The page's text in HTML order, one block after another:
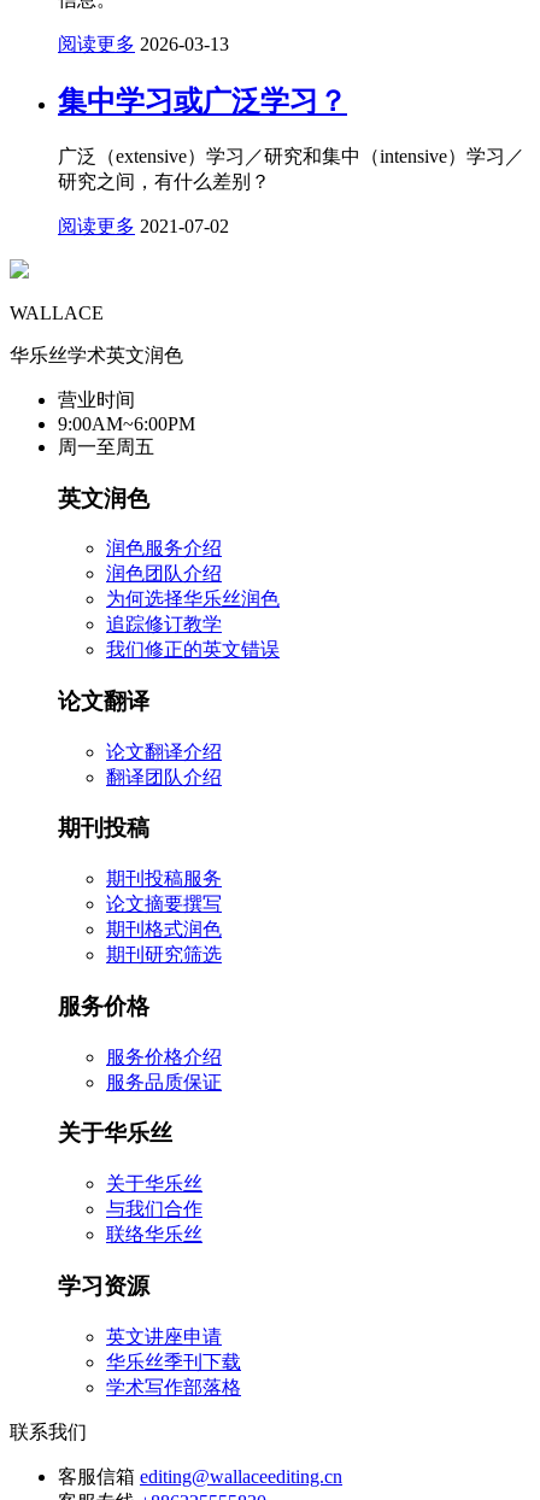
阅读更多 2026-03-13
集中学习或广泛学习？
广泛（extensive）学习／研究和集中（intensive）学习／
研究之间，有什么差别？
阅读更多 2021-07-02
WALLACE
华乐丝学术英文润色
营业时间
9:00AM~6:00PM
周一至周五
英文润色
润色服务介绍
润色团队介绍
为何选择华乐丝润色
追踪修订教学
我们修正的英文错误
论文翻译
论文翻译介绍
翻译团队介绍
期刊投稿
期刊投稿服务
论文摘要撰写
期刊格式润色
期刊研究筛选
服务价格
服务价格介绍
服务品质保证
关于华乐丝
关于华乐丝
与我们合作
联络华乐丝
学习资源
英文讲座申请
华乐丝季刊下载
学术写作部落格
联系我们
客服信箱 editing@wallaceediting.cn